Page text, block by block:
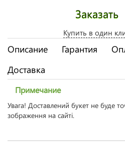
Заказать
Купить в один
Описание Гарантия
Доставка
Примечание
Увага! Доставлений букет не буде
зображення на сайті.